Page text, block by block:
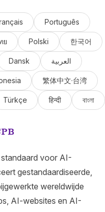
Português
ย Polski 한국어
Dansk العربية
繁体中文·台湾
Türkçe हिन्दी বাংলা
voor AI-
gestandaardiseerde,
wereldwijde
AI-websites en AI-